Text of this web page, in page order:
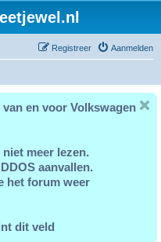
Aanmelden
Registreer
en voor Volkswagen
meer lezen.
aanvallen.
het forum weer
dit veld